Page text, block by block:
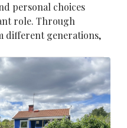
personal choices
role. Through
different generations,